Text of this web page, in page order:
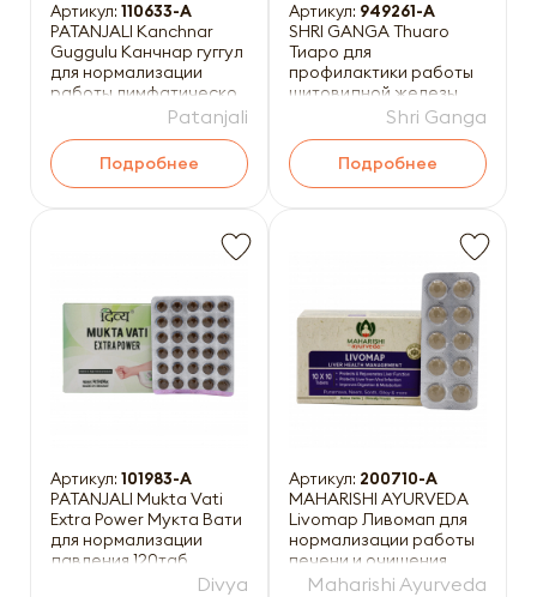
Артикул: 110633-A
PATANJALI Kanchnar
Guggulu Канчнар гуггул
для нормализации
работы лимфатической
системы 80табPatanjali
Подробнее
Артикул: 949261-A
SHRI GANGA Thuaro
Тиаро для
профилактики работы
щитовидной железы
Shri Ganga
Подробнее
Артикул: 101983-A
PATANJALI Mukta Vati
Extra Power Мукта Вати
для нормализации
давления 120таб
Divya
Артикул: 200710-A
MAHARISHI AYURVEDA
Livomap Ливомап для
нормализации работы
печени и очищения
организма 100таб
Maharishi Ayurveda